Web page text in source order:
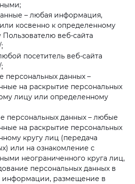
– любая информация,
косвенно к определенному
веб-сайта
;
посетитель веб-сайта
;
персональных данных –
на раскрытие персональных
лицу или определенному
персональных данных – любые
на раскрытие персональных
кругу лиц (передача
или на ознакомление с
неограниченного круга лиц,
персональных данных в
информации, размещение в